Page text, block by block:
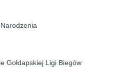
Gołdapskiej Ligi Biegów